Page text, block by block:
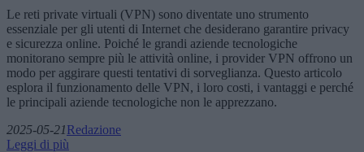
Le reti private virtuali (VPN) sono diventate uno strumento
essenziale per gli utenti di Internet che desiderano garantire privacy
e sicurezza online. Poiché le grandi aziende tecnologiche
monitorano sempre più le attività online, i provider VPN offrono un
modo per aggirare questi tentativi di sorveglianza. Questo articolo
esplora il funzionamento delle VPN, i loro costi, i vantaggi e perché
le principali aziende tecnologiche non le apprezzano.
2025-05-21Redazione
Leggi di più